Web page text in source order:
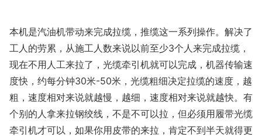
本机是汽油机带动来完成拉缆，推缆这一系列操作。解决了
工人的劳累，从施工人数来说以前至少3个人来完成拉缆，
现在不用人工来拉了，光缆牵引机就可以完成，机器传输速
度快，约每分钟30米-50米，光缆粗细决定拉缆的速度，越
粗，速度相对来说就越慢，越细，速度相对来说就越快。有
个别的人拿来拉钢绞线，不是不可以拉，但必须用履带光缆
牵引机才可以，如果你用皮带的来拉，肯定不到半天就得更